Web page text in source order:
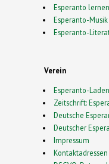
Esperanto lernen
Esperanto-Musik
Esperanto-
Verein
Esperanto-
Zeitschrift:
Deutsche
Deutscher
Impressum
Kontaktadressen